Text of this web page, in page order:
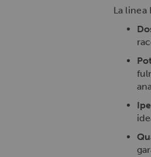
La